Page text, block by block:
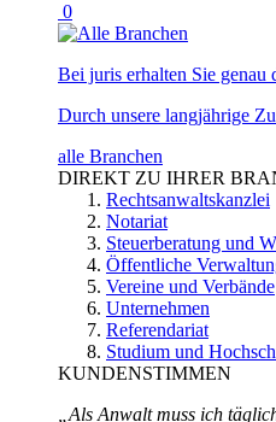
0
Bei juris erhalten Sie
Durch unsere langjährige
alle Branchen
DIREKT ZU IHRER
Rechtsanwaltskanzlei
Notariat
Steuerberatung und
Öffentliche
Vereine und Verbände
Unternehmen
Referendariat
Studium und
KUNDENSTIMMEN
„Als Anwalt muss ich